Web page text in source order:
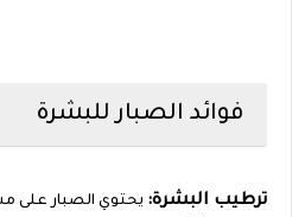
فوائد الصبار للبشرة
ترطيب البشرة: يحتوي الصبار على